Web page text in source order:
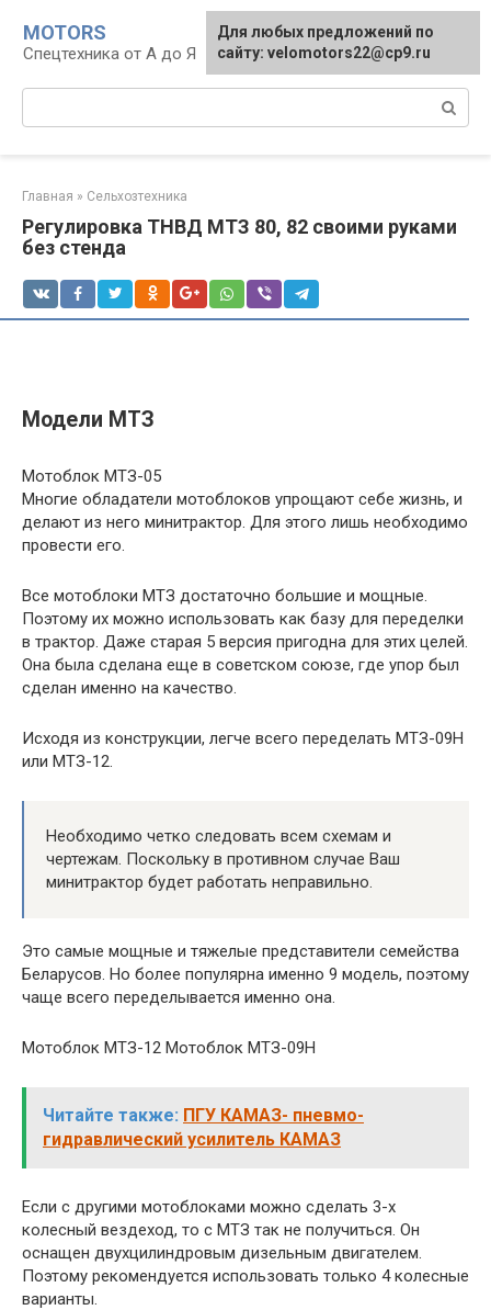
контенту
MOTORS
Спецтехника от А до Я
Главная » Сельхозтехника
Регулировка ТНВД МТЗ 80, 82 своими руками
без стенда
Модели МТЗ
Мотоблок МТЗ-05
Многие обладатели мотоблоков упрощают себе жизнь, и
делают из него минитрактор. Для этого лишь необходимо
провести его.
Все мотоблоки МТЗ достаточно большие и мощные.
Поэтому их можно использовать как базу для переделки
в трактор. Даже старая 5 версия пригодна для этих целей.
Она была сделана еще в советском союзе, где упор был
сделан именно на качество.
Исходя из конструкции, легче всего переделать МТЗ-09Н
или МТЗ-12.
Необходимо четко следовать всем схемам и
чертежам. Поскольку в противном случае Ваш
минитрактор будет работать неправильно.
Это самые мощные и тяжелые представители семейства
Беларусов. Но более популярна именно 9 модель, поэтому
чаще всего переделывается именно она.
Мотоблок МТЗ-12 Мотоблок МТЗ-09Н
Читайте также: ПГУ КАМАЗ- пневмо-
гидравлический усилитель КАМАЗ
Если с другими мотоблоками можно сделать 3-х
колесный вездеход, то с МТЗ так не получиться. Он
оснащен двухцилиндровым дизельным двигателем.
Поэтому рекомендуется использовать только 4 колесные
варианты.
Для любых предложений по
сайту: velomotors22@cp9.ru